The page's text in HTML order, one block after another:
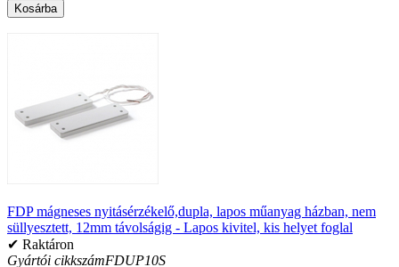
Kosárba
FDP mágneses nyitásérzékelő,dupla, lapos műanyag házban, nem
süllyesztett, 12mm távolságig - Lapos kivitel, kis helyet foglal
✔ Raktáron
Gyártói cikkszámFDUP10S